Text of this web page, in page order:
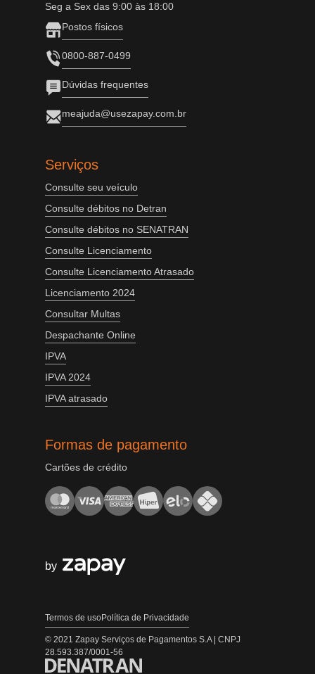
Seg a Sex das 9:00 às 18:00
Postos físicos
0800-887-0499
Dúvidas frequentes
meajuda@usezapay.com.br
Serviços
Consulte seu veículo
Consulte débitos no Detran
Consulte débitos no SENATRAN
Consulte Licenciamento
Consulte Licenciamento Atrasado
Licenciamento 2024
Consultar Multas
Despachante Online
IPVA
IPVA 2024
IPVA atrasado
Formas de pagamento
Cartões de crédito
by
Termos de usoPolítica de Privacidade
© 2021 Zapay Serviços de Pagamentos S.A | CNPJ
28.593.387/0001-56